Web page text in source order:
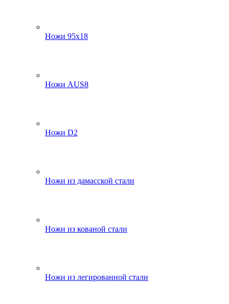
Ножи 95х18
Ножи AUS8
Ножи D2
Ножи из дамасской стали
Ножи из кованой стали
Ножи из легированной стали